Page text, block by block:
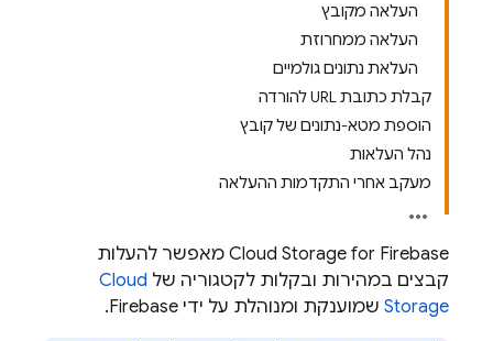
העלאה מקובץ
העלאה ממחרוזת
העלאת נתונים גולמיים
קבלת כתובת URL להורדה
הוספת מטא-נתונים של קובץ
נהל העלאות
מעקב אחרי התקדמות ההעלאה
‫Cloud Storage for Firebase מאפשר להעלות
קבצים במהירות ובקלות לקטגוריה של Cloud
Storage שמוענקת ומנוהלת על ידי Firebase.